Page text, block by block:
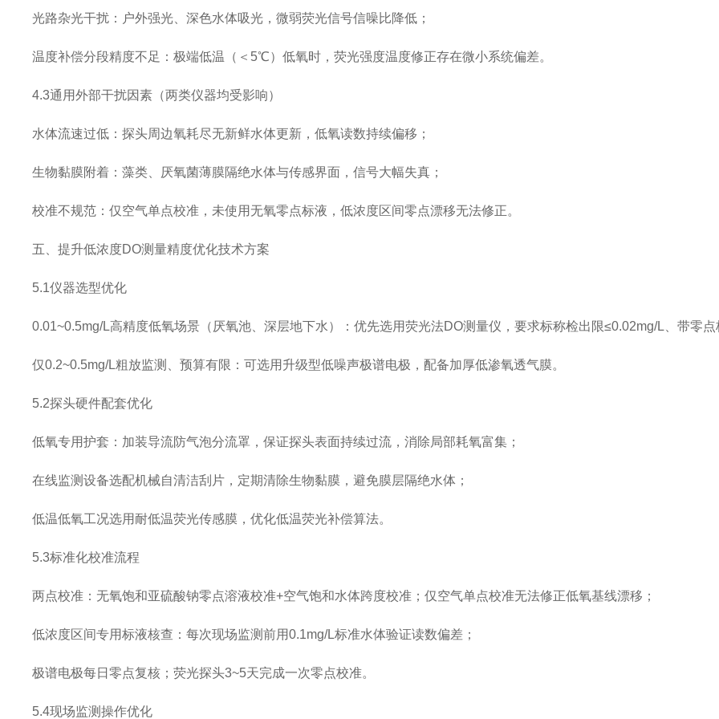
光路杂光干扰：户外强光、深色水体吸光，微弱荧光信号信噪比降低；
温度补偿分段精度不足：极端低温（＜5℃）低氧时，荧光强度温度修正存在微小系统偏差。
4.3通用外部干扰因素（两类仪器均受影响）
水体流速过低：探头周边氧耗尽无新鲜水体更新，低氧读数持续偏移；
生物黏膜附着：藻类、厌氧菌薄膜隔绝水体与传感界面，信号大幅失真；
校准不规范：仅空气单点校准，未使用无氧零点标液，低浓度区间零点漂移无法修正。
五、提升低浓度DO测量精度优化技术方案
5.1仪器选型优化
0.01~0.5mg/L高精度低氧场景（厌氧池、深层地下水）：优先选用荧光法DO测量仪，要求标称检出限≤0.02mg/L、带零
仅0.2~0.5mg/L粗放监测、预算有限：可选用升级型低噪声极谱电极，配备加厚低渗氧透气膜。
5.2探头硬件配套优化
低氧专用护套：加装导流防气泡分流罩，保证探头表面持续过流，消除局部耗氧富集；
在线监测设备选配机械自清洁刮片，定期清除生物黏膜，避免膜层隔绝水体；
低温低氧工况选用耐低温荧光传感膜，优化低温荧光补偿算法。
5.3标准化校准流程
两点校准：无氧饱和亚硫酸钠零点溶液校准+空气饱和水体跨度校准；仅空气单点校准无法修正低氧基线漂移；
低浓度区间专用标液核查：每次现场监测前用0.1mg/L标准水体验证读数偏差；
极谱电极每日零点复核；荧光探头3~5天完成一次零点校准。
5.4现场监测操作优化